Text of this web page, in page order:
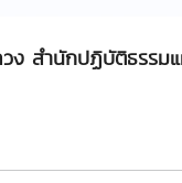
ง สำนักปฏิบัติธรร